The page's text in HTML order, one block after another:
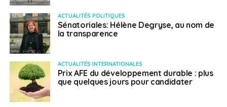
ACTUALITÉS POLITIQUES
Sénatoriales: Hélène Degryse, au nom de
la transparence
ACTUALITÉS INTERNATIONALES
Prix AFE du développement durable : plus
que quelques jours pour candidater